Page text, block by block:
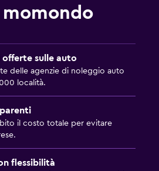
offerte sulle auto
delle agenzie di noleggio auto
località.
il costo totale per evitare
flessibilità